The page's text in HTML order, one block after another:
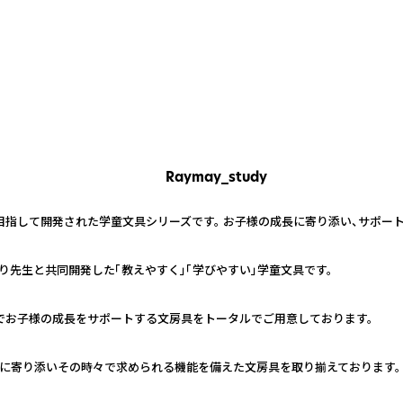
Raymay_study
して開発された学童文具シリーズです。 お子様の成長に寄り添い、サポー
生と共同開発した「教えやすく」「学びやすい」学童文具です。
お子様の成長をサポートする文房具をトータルでご用意しております。
寄り添いその時々で求められる機能を備えた文房具を取り揃えております。